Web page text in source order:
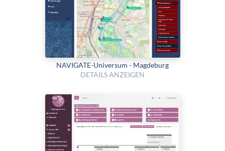
NAVIGATE-Universum - Magdeburg
DETAILS ANZEIGEN